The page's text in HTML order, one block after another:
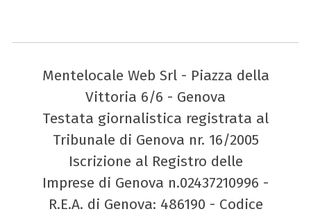
Mentelocale Web Srl - Piazza della
Vittoria 6/6 - Genova
Testata giornalistica registrata al
Tribunale di Genova nr. 16/2005
Iscrizione al Registro delle
Imprese di Genova n.02437210996 -
R.E.A. di Genova: 486190 - Codice